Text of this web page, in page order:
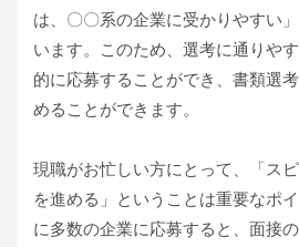
は、〇〇系の企業に受かりやすい
います。このため、選考に通りや
的に応募することができ、書類選
めることができます。
現職がお忙しい方にとって、「ス
を進める」ということは重要なポ
に多数の企業に応募すると、面接